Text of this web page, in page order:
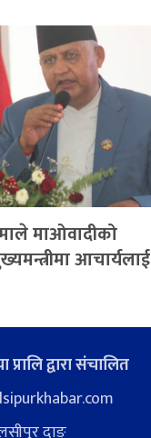
माओवादीको
आचार्यलाई
प्रालि द्वारा संचालित
दाङ